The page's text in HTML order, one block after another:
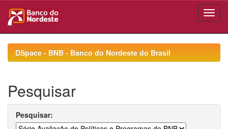
navigationDSpace - BNB - Banco do Nordeste do Brasil
Pesquisar
Pesquisar: